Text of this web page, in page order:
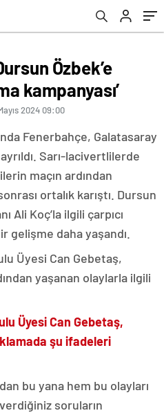
Özbek’e
kampanyası’
2024 09:00
Fenerbahçe, Galatasaray
Sarı-lacivertlilerde
maçın ardından
ortalık karıştı. Dursun
Ali Koç’la ilgili çarpıcı
gelişme daha yaşandı.
Üyesi Can Gebetaş,
yaşanan olaylarla ilgili
Üyesi Can Gebetaş,
şu ifadeleri
bu yana hem bu olayları
soruların